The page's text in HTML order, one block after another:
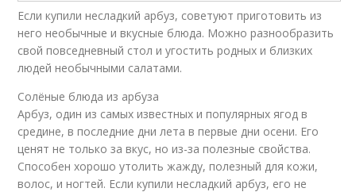
Если купили несладкий арбуз, советуют приготовить из
него необычные и вкусные блюда. Можно разнообразить
свой повседневный стол и угостить родных и близких
людей необычными салатами.
Солёные блюда из арбуза
Арбуз, один из самых известных и популярных ягод в
средине, в последние дни лета в первые дни осени. Его
ценят не только за вкус, но из-за полезные свойства.
Способен хорошо утолить жажду, полезный для кожи,
волос, и ногтей. Если купили несладкий арбуз, его не